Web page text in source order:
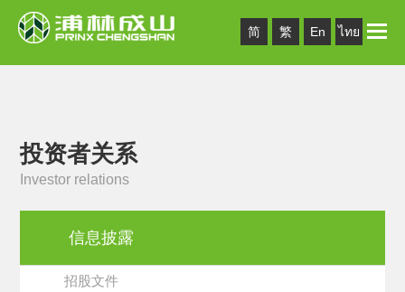
简 繁 En ไทย Toggle
投资者关系
Investor relations
信息披露
招股文件